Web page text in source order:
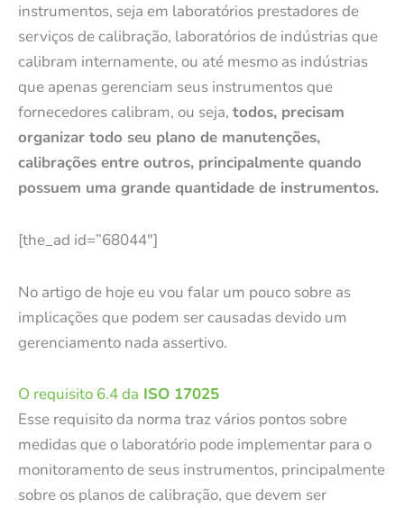
instrumentos, seja em laboratórios prestadores de
serviços de calibração, laboratórios de indústrias que
calibram internamente, ou até mesmo as indústrias
que apenas gerenciam seus instrumentos que
fornecedores calibram, ou seja, todos, precisam
organizar todo seu plano de manutenções,
calibrações entre outros, principalmente quando
possuem uma grande quantidade de instrumentos.
[the_ad id=”68044″]
No artigo de hoje eu vou falar um pouco sobre as
implicações que podem ser causadas devido um
gerenciamento nada assertivo.
O requisito 6.4 da ISO 17025
Esse requisito da norma traz vários pontos sobre
medidas que o laboratório pode implementar para o
monitoramento de seus instrumentos, principalmente
sobre os planos de calibração, que devem ser